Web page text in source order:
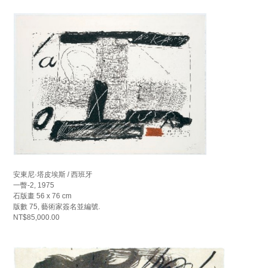
安東尼·塔皮埃斯 / 西班牙
一瞥-2, 1975
石版畫 56 x 76 cm
版數 75, 藝術家簽名並編號.
NT$85,000.00